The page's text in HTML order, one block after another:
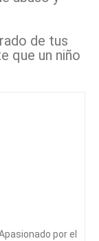
de tus
que un niño
por el